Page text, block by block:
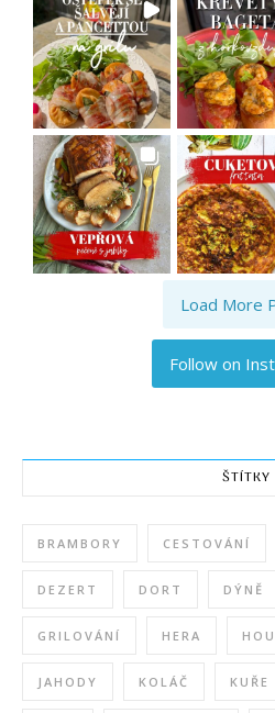
Load More
Follow on
ŠTÍTKY
BRAMBORY CESTOVÁNÍ
DEZERT DORT DÝNĚ
GRILOVÁNÍ HERA
JAHODY KOLÁČ KUŘE